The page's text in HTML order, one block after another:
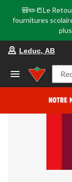
🎒✏️📒Le
fournitures
Leduc, AB